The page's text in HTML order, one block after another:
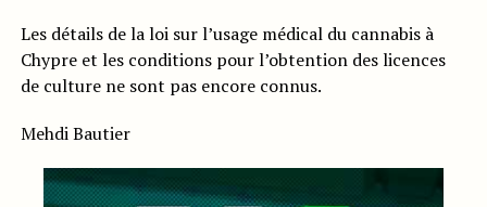
Les détails de la loi sur l’usage médical du cannabis à
Chypre et les conditions pour l’obtention des licences
de culture ne sont pas encore connus.
Mehdi Bautier